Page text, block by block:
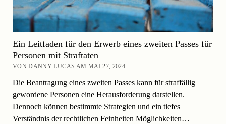
Ein Leitfaden für den Erwerb eines zweiten Passes für
Personen mit Straftaten
VON DANNY LUCAS AM MAI 27, 2024
Die Beantragung eines zweiten Passes kann für straffällig
gewordene Personen eine Herausforderung darstellen.
Dennoch können bestimmte Strategien und ein tiefes
Verständnis der rechtlichen Feinheiten Möglichkeiten…